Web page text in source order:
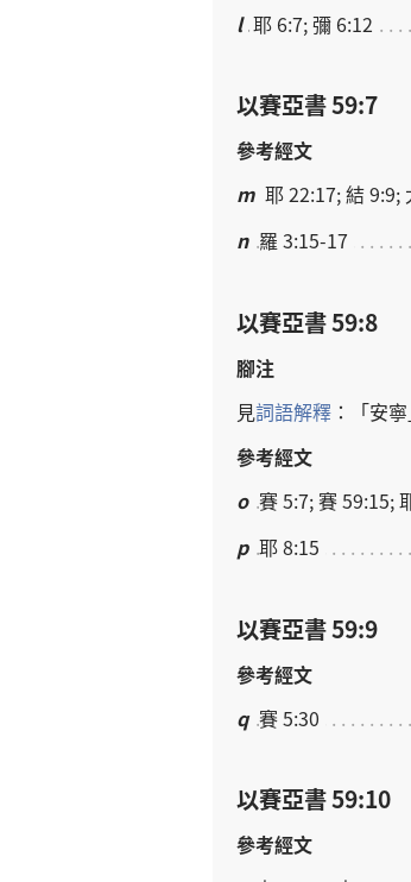
l 耶 6:7; 彌 6:12
以賽亞書 59:7
參考經文
m 耶 22:17; 結 9:9;
n 羅 3:15-17
以賽亞書 59:8
腳注
見詞語解釋 ：「安寧
參考經文
o 賽 5:7; 賽 59:15;
p 耶 8:15
以賽亞書 59:9
參考經文
q 賽 5:30
以賽亞書 59:10
參考經文